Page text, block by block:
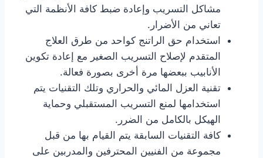
مشاكل التسريب وإعادة ضبط كافة الأنظمة التي
تعاني من الأضرار.
استخدام حق الراتنج كواحد من طرق العلاج
المتقدم لإصلاح التسريب الصغير مع إعادة تكوين
الأنابيب ببعضها مرة أخرى بصورة فعالة.
تقنية العزل المائي والحراري وتلك التقنيات يتم
استخدامها لمنع التسريب المستقبلي وحماية
الهيكل بالكامل من الضرر.
كافة التقنيات السابقة يتم القيام بها من قبل
مجموعة من الفنيين المحترفين والمدربين على